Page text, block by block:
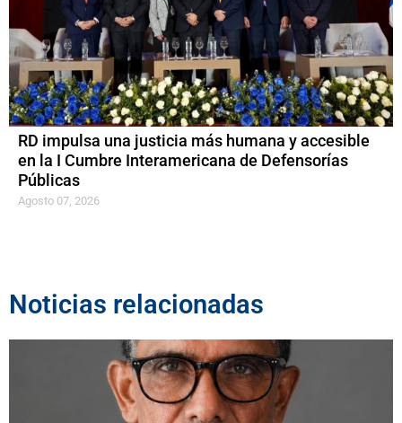
RD impulsa una justicia más humana y accesible
en la I Cumbre Interamericana de Defensorías
Públicas
Agosto 07, 2026
Noticias relacionadas